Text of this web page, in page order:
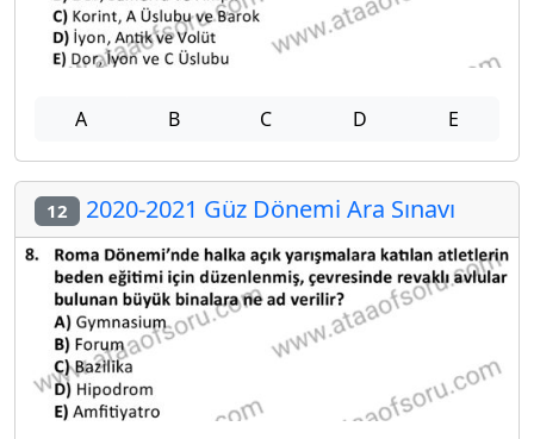
A B C D E
12 2020-2021 Güz Dönemi Ara Sınavı